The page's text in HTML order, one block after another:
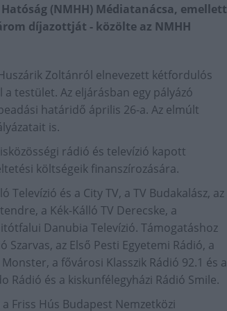
(NMHH) Médiatanácsa, emellett
díjazottját - közölte az NMHH
Zoltánról elnevezett kétfordulós
testület. Az eljárásban egy pályázó
határidő április 26-a. Az elmúlt
is.
rádió és televízió kapott
költségeik finanszírozására.
és a City TV, a TV Budakalász, az
a Kék-Kálló TV Derecske, a
Danubia Televízió. Támogatáshoz
az Első Pesti Egyetemi Rádió, a
a fővárosi Klasszik Rádió 92.1 és a
Rádió és a kiskunfélegyházi Rádió Smile.
Friss Hús Budapest Nemzetközi